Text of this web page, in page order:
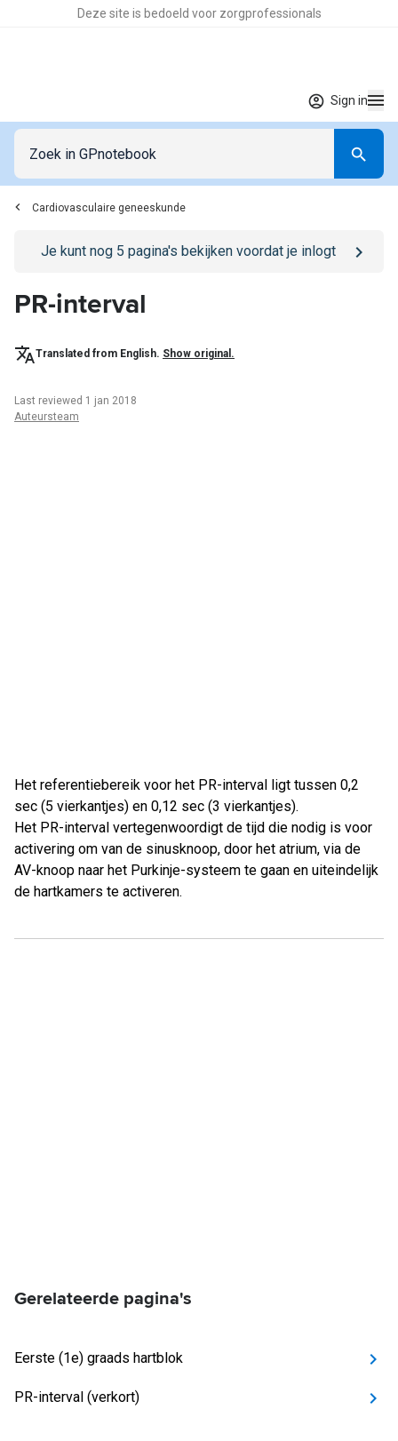
Deze site is bedoeld voor zorgprofessionals
Sign in
Cardiovasculaire geneeskunde
Go to/sign-in page
Je kunt nog 5 pagina's bekijken voordat je inlogt
PR-interval
Translated from English. Show original.
Last reviewed 1 jan 2018
Auteursteam
Het referentiebereik voor het PR-interval ligt tussen 0,2
sec (5 vierkantjes) en 0,12 sec (3 vierkantjes).
Het PR-interval vertegenwoordigt de tijd die nodig is voor
activering om van de sinusknoop, door het atrium, via de
AV-knoop naar het Purkinje-systeem te gaan en uiteindelijk
de hartkamers te activeren.
Gerelateerde pagina's
Eerste (1e) graads hartblok
PR-interval (verkort)